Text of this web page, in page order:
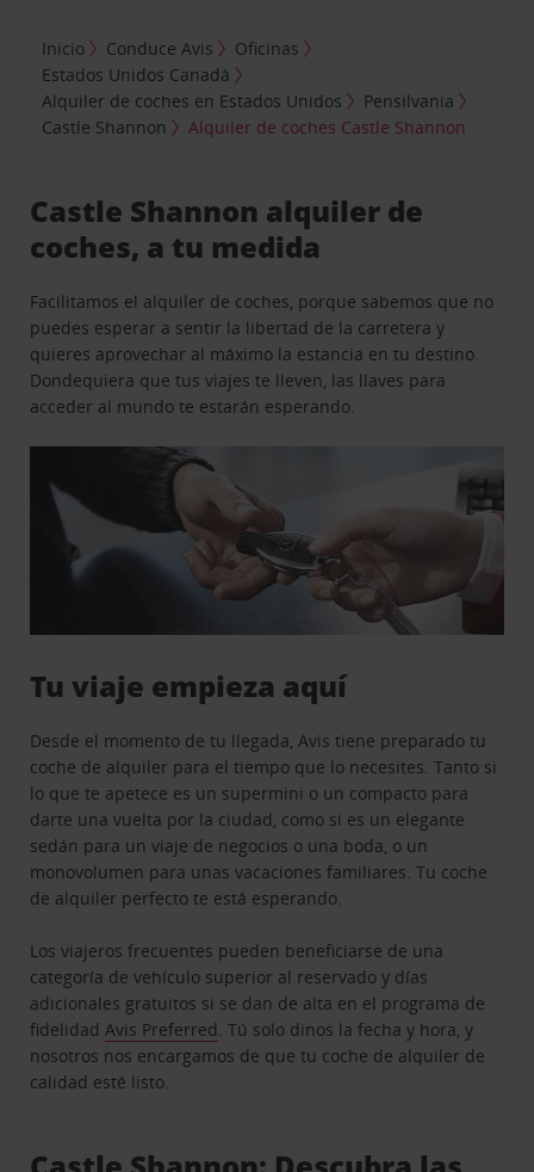
Inicio Conduce Avis
Oficinas
Estados Unidos Canadá
Alquiler de coches en Estados Unidos
Pensilvania
Castle Shannon
Alquiler de coches Castle Shannon
Castle Shannon alquiler de
coches, a tu medida
Facilitamos el alquiler de coches, porque sabemos que no
puedes esperar a sentir la libertad de la carretera y
quieres aprovechar al máximo la estancia en tu destino.
Dondequiera que tus viajes te lleven, las llaves para
acceder al mundo te estarán esperando.
Tu viaje empieza aquí
Desde el momento de tu llegada, Avis tiene preparado tu
coche de alquiler para el tiempo que lo necesites. Tanto si
lo que te apetece es un supermini o un compacto para
darte una vuelta por la ciudad, como si es un elegante
sedán para un viaje de negocios o una boda, o un
monovolumen para unas vacaciones familiares. Tu coche
de alquiler perfecto te está esperando.
Los viajeros frecuentes pueden beneficiarse de una
categoría de vehículo superior al reservado y días
adicionales gratuitos si se dan de alta en el programa de
fidelidadAvis Preferred. Tú solo dinos la fecha y hora, y
nosotros nos encargamos de que tu coche de alquiler de
calidad esté listo.